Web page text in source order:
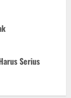
Serius